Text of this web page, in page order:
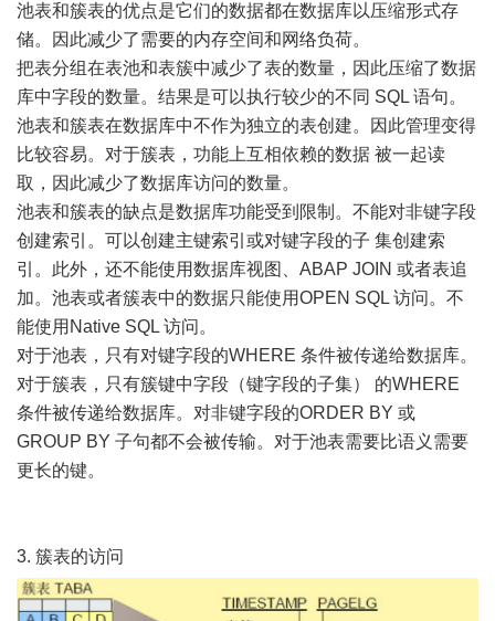
池表和簇表的优点是它们的数据都在数据库以压缩形式存
储。因此减少了需要的内存空间和网络负荷。
把表分组在表池和表簇中减少了表的数量，因此压缩了数据
库中字段的数量。结果是可以执行较少的不同 SQL 语句。
池表和簇表在数据库中不作为独立的表创建。因此管理变得
比较容易。对于簇表，功能上互相依赖的数据 被一起读
取，因此减少了数据库访问的数量。
池表和簇表的缺点是数据库功能受到限制。不能对非键字段
创建索引。可以创建主键索引或对键字段的子 集创建索
引。此外，还不能使用数据库视图、ABAP JOIN 或者表追
加。池表或者簇表中的数据只能使用OPEN SQL 访问。不
能使用Native SQL 访问。
对于池表，只有对键字段的WHERE 条件被传递给数据库。
对于簇表，只有簇键中字段（键字段的子集） 的WHERE
条件被传递给数据库。对非键字段的ORDER BY 或
GROUP BY 子句都不会被传输。对于池表需要比语义需要
更长的键。
3. 簇表的访问